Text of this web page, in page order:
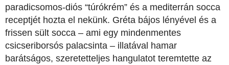
paradicsomos-diós “túrókrém” és a mediterrán socca
receptjét hozta el nekünk. Gréta bájos lényével és a
frissen sült socca – ami egy mindenmentes
csicseriborsós palacsinta – illatával hamar
barátságos, szeretetteljes hangulatot teremtette az